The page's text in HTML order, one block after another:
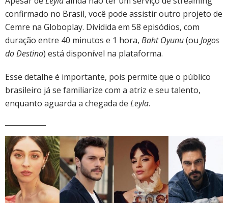
confirmado no Brasil, você pode assistir outro projeto de
Cemre na Globoplay. Dividida em 58 episódios, com
duração entre 40 minutos e 1 hora, Baht Oyunu(ou Jogos
do Destino) está disponível na plataforma.
Esse detalhe é importante, pois permite que o público
brasileiro já se familiarize com a atriz e seu talento,
enquanto aguarda a chegada de Leyla.